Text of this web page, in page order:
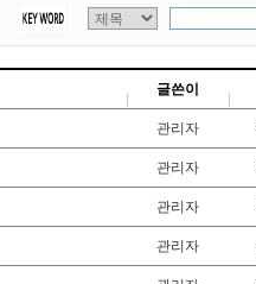
글쓴이
관리자
관리자
관리자
관리자